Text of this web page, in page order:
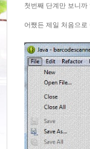
첫번째 단계만 보니까
어쨌든 제일 처음으로